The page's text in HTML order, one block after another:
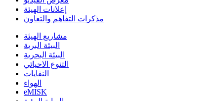
إعلانات الهيئة
مذكرات التفاهم والتعاون
مشاريع الهيئة
البيئة البرية
البيئة البحرية
التنوع الاحيائي
النفايات
الهواء
eMISK